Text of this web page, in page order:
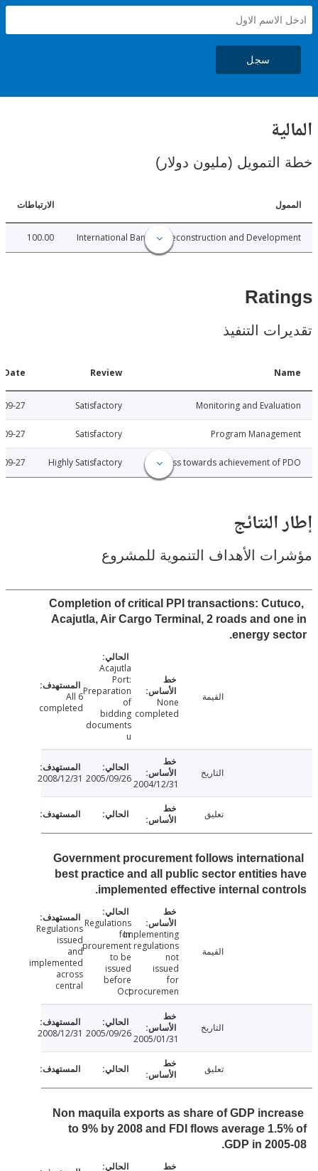
(مليون دولار)
الارتباطات
International Bank for Reconstruction and
100.00
التنفيذ
Monitoring and
Satisfactory
2005-09-27
Program
Satisfactory
2005-09-27
Progress towards achievement of
Highly Satisfactory
2005-09-27
الأهداف التنموية للمشروع
Completion of critical PPI transactions:
Acajutla, Air Cargo Terminal, 2 roads and
energy
None
completed
Port:
Preparation
of
bidding
documents
All 6
completed
2004/12/31
2005/09/26
2008/12/31
Government procurement follows
best practice and all public sector entities
implemented effective internal
Implementing
regulations
not
procuremen
Regulations
for
prourement
issued
Oct
Regulations
and
implemented
across
central
2005/01/31
2005/09/26
2008/12/31
Non maquila exports as share of GDP
to 9% by 2008 and FDI flows average
GDP in